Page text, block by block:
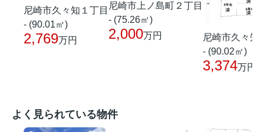
尼崎市久々知１丁目
- (90.01㎡)
2,769万円
尼崎市上ノ島町２丁目
- (75.26㎡)
2,000万円
尼崎市久々知
- (90.02㎡)
3,374万円
よく見られている物件